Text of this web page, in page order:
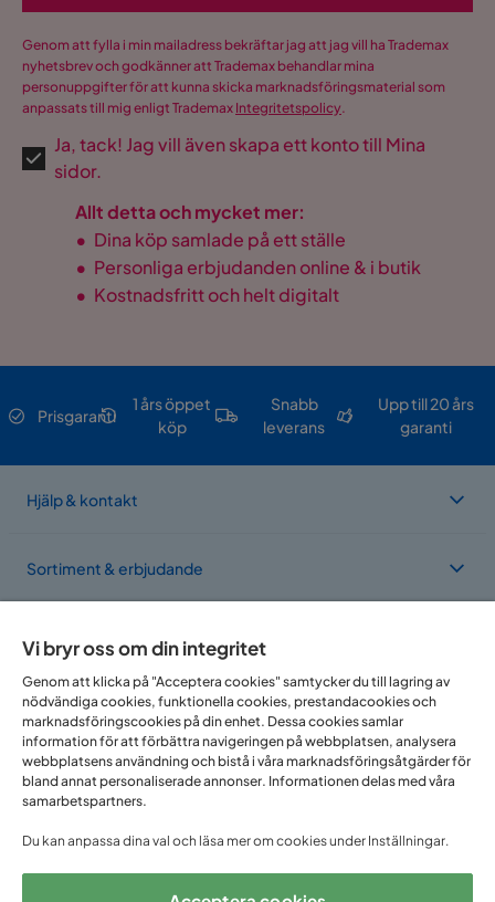
Genom att fylla i min mailadress bekräftar jag att jag vill ha Trademax
nyhetsbrev och godkänner att Trademax behandlar mina
personuppgifter för att kunna skicka marknadsföringsmaterial som
anpassats till mig enligt Trademax Integritetspolicy.
Ja, tack! Jag vill även skapa ett konto till Mina
sidor.
Allt detta och mycket mer:
• Dina köp samlade på ett ställe
• Personliga erbjudanden online & i butik
• Kostnadsfritt och helt digitalt
Prisgaranti
1 års öppet
köp
Snabb
leverans
Upp till 20 års
garanti
Hjälp & kontakt
Sortiment & erbjudande
Om Trademax
Vi finns i flera länder
Vi bryr oss om din integritet
Genom att klicka på "Acceptera cookies" samtycker du till lagring av
nödvändiga cookies, funktionella cookies, prestandacookies och
marknadsföringscookies på din enhet. Dessa cookies samlar
information för att förbättra navigeringen på webbplatsen, analysera
webbplatsens användning och bistå i våra marknadsföringsåtgärder för
bland annat personaliserade annonser. Informationen delas med våra
samarbetspartners.
Du kan anpassa dina val och läsa mer om cookies under Inställningar.